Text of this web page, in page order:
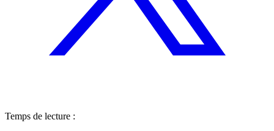
Temps de lecture :